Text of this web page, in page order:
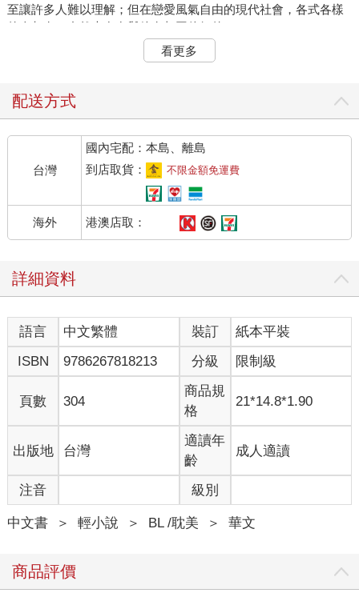
至讓許多人難以理解；但在戀愛風氣自由的現代社會，各式各樣
的人都有，自然也存在與他有相同偏好的Alpha。
身為情報員的他，無法奢求一段長久維持的穩定關係。大多時
候，不過是短短幾個月的戀人遊戲，或是臨時起意、單純用來解
生性自由、不受拘束的克萊曼，偶爾會羨慕那些能夠找到人生伴
情報員，就絕不可能擁有一段真正穩定的感情。
或許正因羨慕著周正臻與崔?俊之間的關係，他才會特別關照這兩
個人。
看著微光穿透厚重雲層的天空，太陽正從雲縫後方緩緩升起。歷
劫歸來的早晨不如預期般美好，反而像映照他們的內心──陰暗不
明，看不見希望。
結束與周正臻的聯絡後，克萊曼靠在高級跑車旁，抬頭欣賞天
光。
見的真心微笑。
「周正臻先生真的是個很有趣的Beta，沒想到在那種情況下，竟
然還想到要留下錄音。」
多虧周正臻的謹慎，他才能重新鎖定目標。
在這次的失敗行動後，阿芙蘿肯定不會輕易放過周正臻。更何況
他們原本做足準備，幾乎不認為周正臻能活下來，才會出此下
策。沒想到半點好處沒撈到，反而還被對方反咬一口。
一想到阿芙蘿那群高層會露出什麼表情，克萊曼便忍不住低笑，
保住周正臻的小命，不讓他死掉的決定果然是正確的。
就在克萊曼輕鬆哼著歌、正準備轉身打開駕駛座的車門時，冷冰
冰的槍口突然貼上他的後腦勺。熟悉槍械的他立刻辨認出那是把
黑狗頓了一下，倒不是被嚇到，而是被他溫柔的語氣弄得一時愣
住，不明白眼前這個男人在想什麼，眉頭緊皺。
看更多
配送方式
台灣
國內宅配：本島、離島
到店取貨：
不限金額免運費
海外 港澳店取：
詳細資料
語言 中文繁體 裝訂
紙本平裝
ISBN
9786267818213 分級 限制級
頁數 304
商品規
格
21*14.8*1.90
出版地 台灣
適讀年
齡
成人適讀
注音 級別
中文書 ＞ 輕小說 ＞ BL /耽美 ＞ 華文
商品評價